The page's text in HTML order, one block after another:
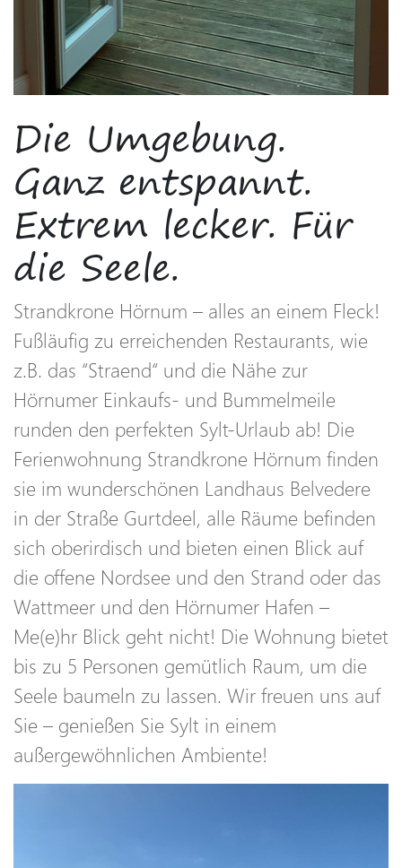
Die Umgebung.
Ganz entspannt.
Extrem lecker. Für
die Seele.
Strandkrone Hörnum – alles an einem Fleck!
Fußläufig zu erreichenden Restaurants, wie
z.B. das “Straend“ und die Nähe zur
Hörnumer Einkaufs- und Bummelmeile
runden den perfekten Sylt-Urlaub ab! Die
Ferienwohnung Strandkrone Hörnum finden
sie im wunderschönen Landhaus Belvedere
in der Straße Gurtdeel, alle Räume befinden
sich oberirdisch und bieten einen Blick auf
die offene Nordsee und den Strand oder das
Wattmeer und den Hörnumer Hafen –
Me(e)hr Blick geht nicht! Die Wohnung bietet
bis zu 5 Personen gemütlich Raum, um die
Seele baumeln zu lassen. Wir freuen uns auf
Sie – genießen Sie Sylt in einem
außergewöhnlichen Ambiente!